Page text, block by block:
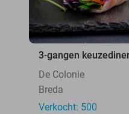
3-gangen
De Colonie
Breda
Verkocht: 500